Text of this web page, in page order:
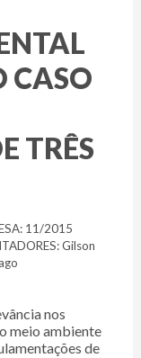
CASO
TRÊS
11/2015
Gilson
nos
meio ambiente
de